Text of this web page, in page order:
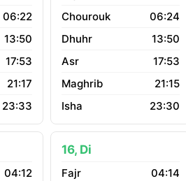
06:22
13:50
17:53
21:17
23:33
06:24
13:50
17:53
21:15
23:30
04:12
16, Di
04:14